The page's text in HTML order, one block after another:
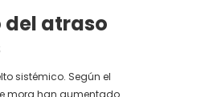
atraso
sistémico. Según el
mora han aumentado